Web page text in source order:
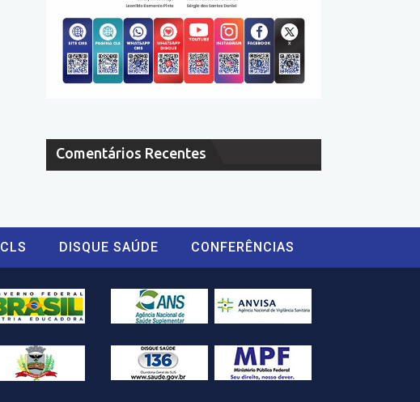
Comentários Recentes
CLS DISQUE SAÚDE CONFERÊNCIAS